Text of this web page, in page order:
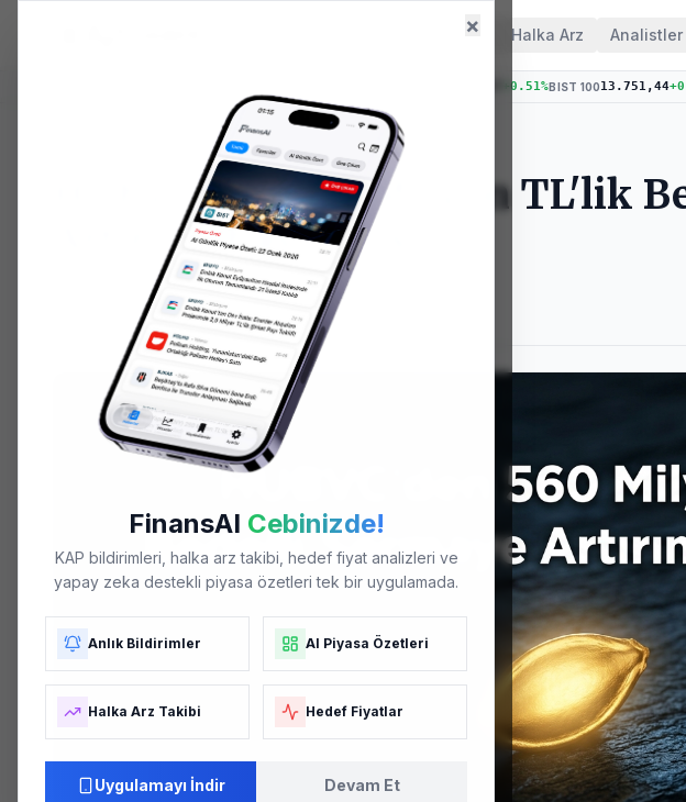
Hisseler Halka Arz Analistler
0.51%BIST 10013.751,44+
×
FinansAI Cebinizde!
KAP bildirimleri, halka arz takibi, hedef fiyat analizleri ve
yapay zeka destekli piyasa özetleri tek bir uygulamada.
Anlık Bildirimler AI Piyasa Özetleri
Halka Arz Takibi Hedef Fiyatlar
Uygulamayı İndir Devam Et
HABERLER SERMAYE
HUBVC'den 560 Milyon TL'lik
Artırımı Başvurusu
Ekonomi Servisi
2 Nisan 2026 •125 gün önce